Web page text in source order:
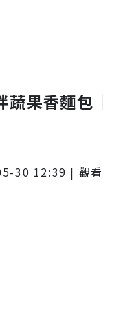
果香麵包｜
30 12:39 | 觀看